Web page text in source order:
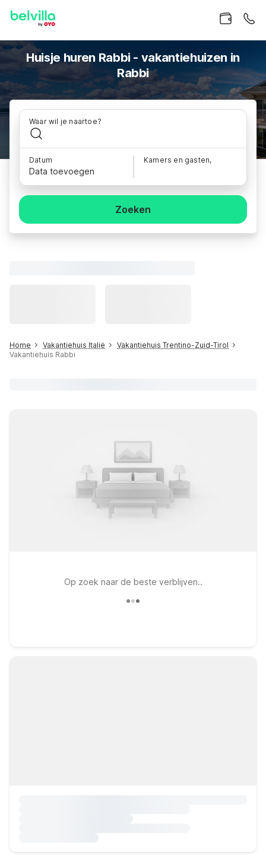
Huisje huren Rabbi - vakantiehuizen in
Rabbi
Waar wil je naartoe?
Datum
Data toevoegen
Kamers en gasten,
Zoeken
Home Vakantiehuis Italië
Vakantiehuis Trentino-Zuid-Tirol
Vakantiehuis Rabbi
Op zoek naar de beste verblijven..